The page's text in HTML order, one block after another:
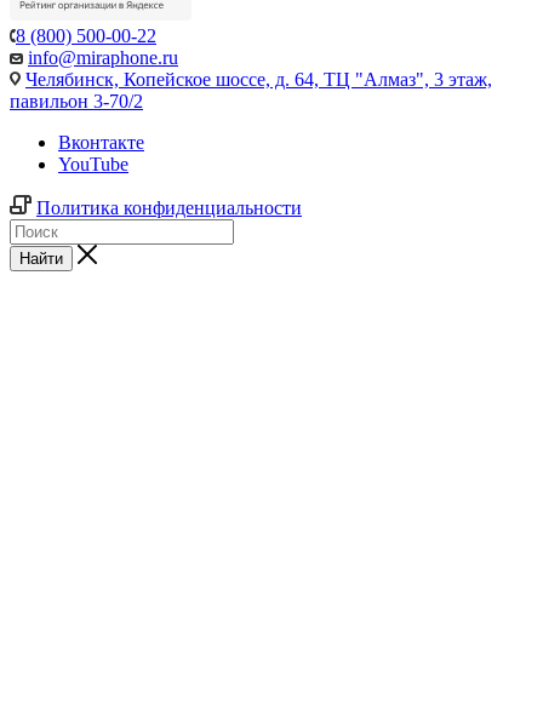
8 (800) 500-00-22
info@miraphone.ru
Челябинск, Копейское шоссе, д. 64, ТЦ "Алмаз", 3 этаж,
павильон 3-70/2
Вконтакте
YouTube
Политика конфиденциальности
Найти